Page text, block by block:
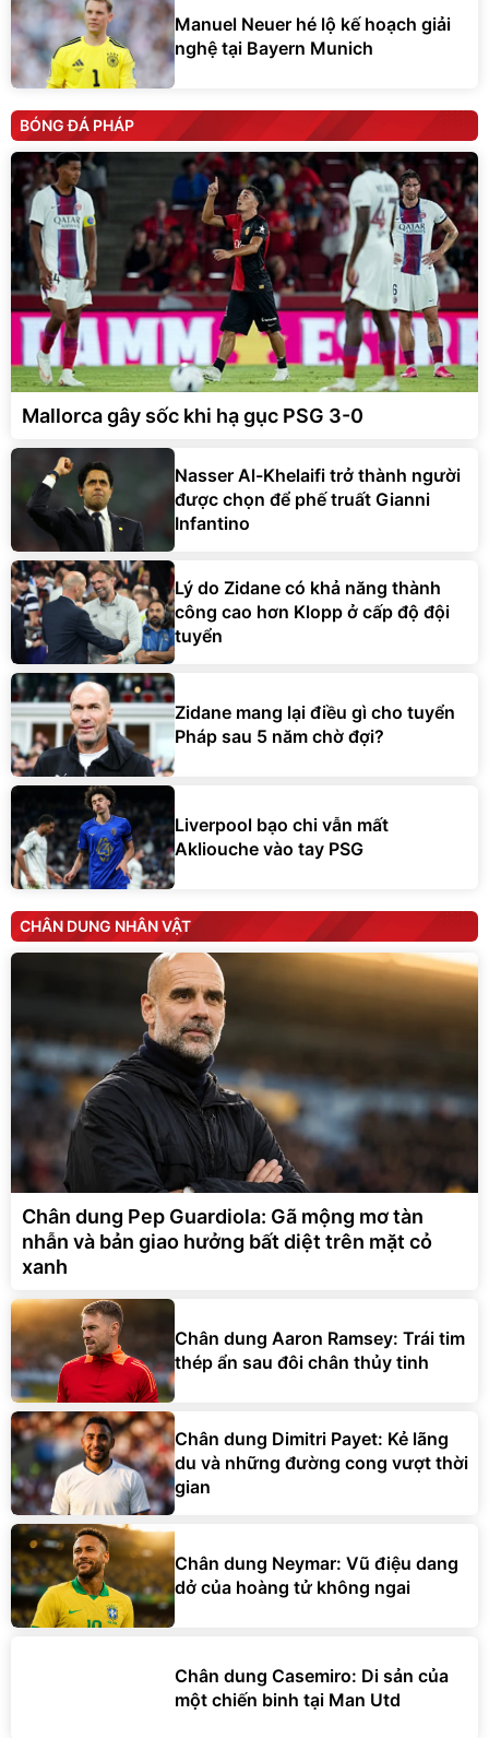
Manuel Neuer hé lộ kế hoạch giải
nghệ tại Bayern Munich
BÓNG ĐÁ PHÁP
Mallorca gây sốc khi hạ gục PSG 3-0
Nasser Al-Khelaifi trở thành người
được chọn để phế truất Gianni
Infantino
Lý do Zidane có khả năng thành
công cao hơn Klopp ở cấp độ đội
tuyển
Zidane mang lại điều gì cho tuyển
Pháp sau 5 năm chờ đợi?
Liverpool bạo chi vẫn mất
Akliouche vào tay PSG
CHÂN DUNG NHÂN VẬT
Chân dung Pep Guardiola: Gã mộng mơ tàn
nhẫn và bản giao hưởng bất diệt trên mặt cỏ
xanh
Chân dung Aaron Ramsey: Trái tim
thép ẩn sau đôi chân thủy tinh
Chân dung Dimitri Payet: Kẻ lãng
du và những đường cong vượt thời
gian
Chân dung Neymar: Vũ điệu dang
dở của hoàng tử không ngai
Chân dung Casemiro: Di sản của
một chiến binh tại Man Utd